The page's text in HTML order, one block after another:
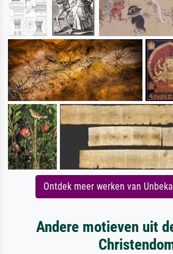
Ontdek meer werken van
Andere motieven uit